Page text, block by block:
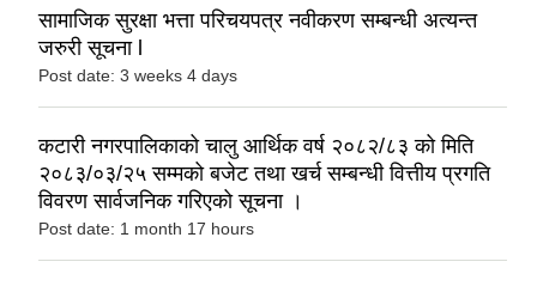
सामाजिक सुरक्षा भत्ता परिचयपत्र नवीकरण सम्बन्धी अत्यन्त
जरुरी सूचना l
Post date: 3 weeks 4 days
कटारी नगरपालिकाको चालु आर्थिक वर्ष २०८२/८३ को मिति
२०८३/०३/२५ सम्मको बजेट तथा खर्च सम्बन्धी वित्तीय प्रगति
विवरण सार्वजनिक गरिएको सूचना ।
Post date: 1 month 17 hours